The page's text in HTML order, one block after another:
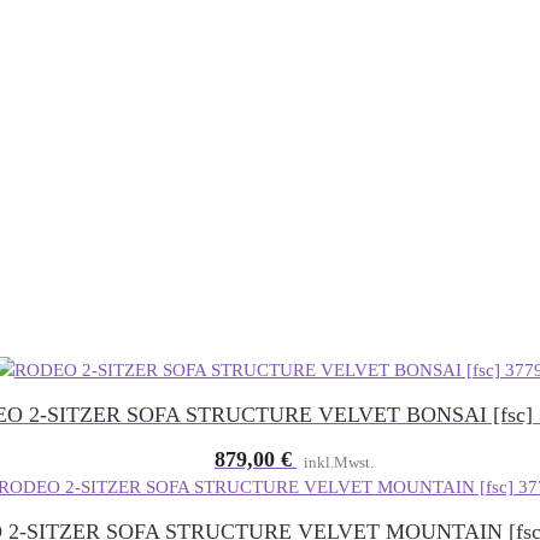
2-SITZER SOFA STRUCTURE VELVET BONSAI [fsc]
879,00 € inkl.Mwst.
2-SITZER SOFA STRUCTURE VELVET MOUNTAIN